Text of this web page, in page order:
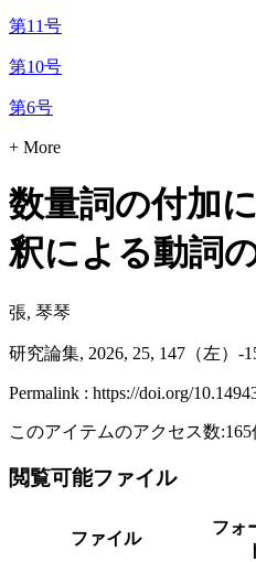
第11号
第10号
第6号
+ More
数量詞の付加
釈による動詞
張, 琴琴
研究論集, 2026, 25, 147（左）-
Permalink : https://doi.org/
このアイテムのアクセス数:165
閲覧可能ファイル
ファイル
フォ